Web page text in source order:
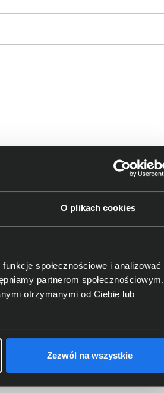
O plikach cookies
społecznościowe i analizować
partnerom społecznościowym,
otrzymanymi od Ciebie lub
Zezwól na wszystkie
Efficient)